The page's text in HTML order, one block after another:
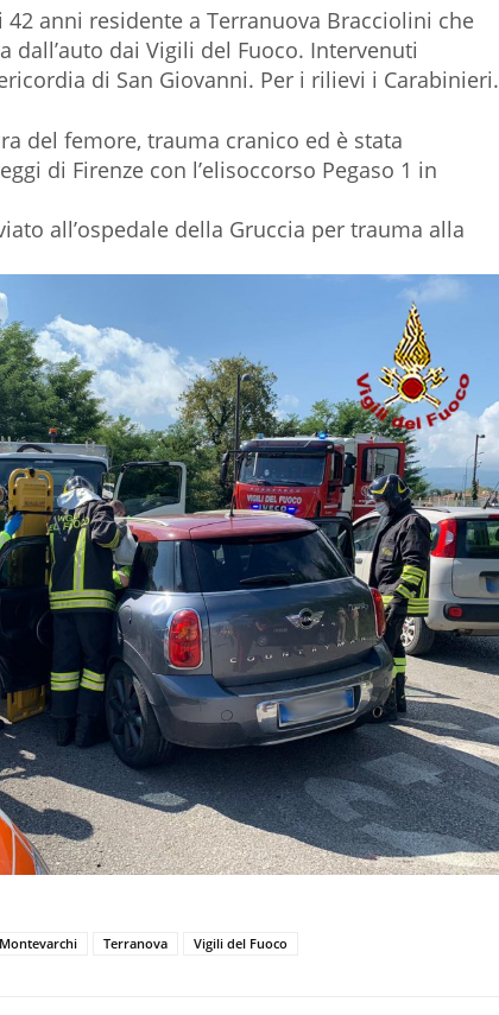
42 anni residente a Terranuova Bracciolini che
dall’auto dai Vigili del Fuoco. Intervenuti
di San Giovanni. Per i rilievi i Carabinieri.
del femore, trauma cranico ed è stata
di Firenze con l’elisoccorso Pegaso 1 in
all’ospedale della Gruccia per trauma alla
Montevarchi Terranova Vigili del Fuoco